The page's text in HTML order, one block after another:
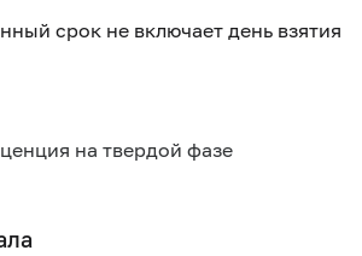
срок не включает день взятия
на твердой фазе